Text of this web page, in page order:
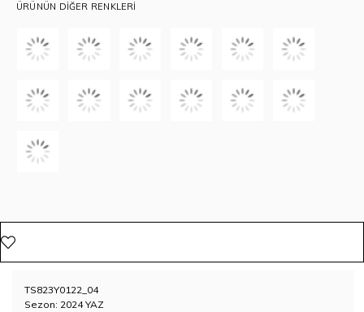
ÜRÜNÜN DIĞER RENKLERI
TS823Y0122_04
Sezon: 2024 YAZ